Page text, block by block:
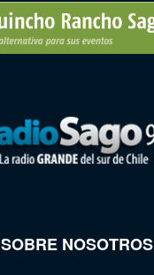
SOBRE NOSOTROS